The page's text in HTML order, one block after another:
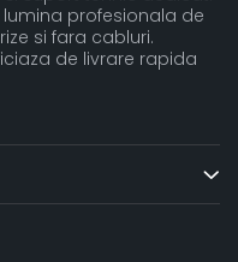
profesionala de
si fara cabluri.
de livrare rapida